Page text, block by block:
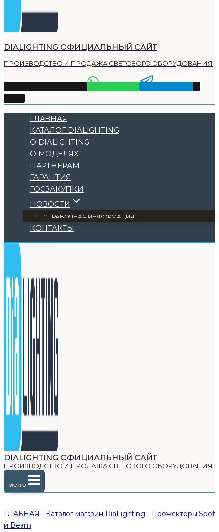
DIALIGHTING ОФИЦИАЛЬНЫЙ САЙТ
ПРОИЗВОДСТВО И ПРОДАЖА СВЕТОВОГО ОБОРУДОВАНИЯ
ГЛАВНАЯ
КАТАЛОГ DIALIGHTING
О DIALIGHTING
О МОДЕЛЯХ
ПАРТНЕРАМ
ГАРАНТИЯ
ГОСЗАКУПКИ
НОВОСТИ
СПРАВОЧНАЯ ИНФОРМАЦИЯ
КОНТАКТЫ
DIALIGHTING ОФИЦИАЛЬНЫЙ САЙТ
ПРОИЗВОДСТВО И ПРОДАЖА СВЕТОВОГО ОБОРУДОВАНИЯ
меню
ГЛАВНАЯ - Каталог магазин DiaLighting - Прожекторы Spot
и Beam